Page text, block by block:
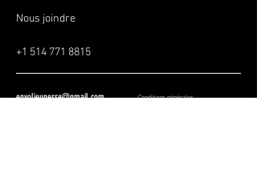
Nous joindre
+1 514 771 8815
envoljeunesse@gmail.com
Conditions générales